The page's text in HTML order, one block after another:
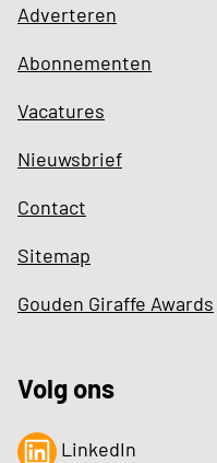
Adverteren
Abonnementen
Vacatures
Nieuwsbrief
Contact
Sitemap
Gouden Giraffe Awards
Volg ons
LinkedIn